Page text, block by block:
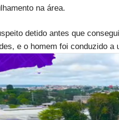
na área.
detido antes que
e o homem foi conduzido